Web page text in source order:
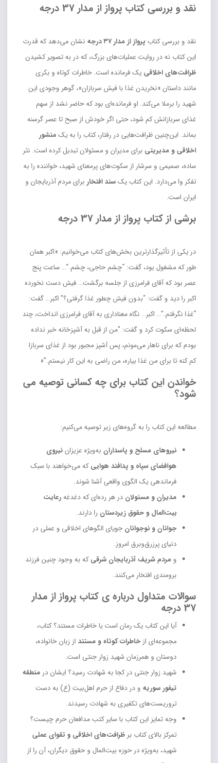
نقد و بررسی کتاب پرواز از مدار 37 درجه
نقد و بررسی کتاب پرواز از مدار ۳۷ درجه
نشان می‌دهد که قدرت
این کتاب نه در روایت عملیات‌های بزرگ، که در به تصویر کشیدن
ظرافت‌های اخلاقی یک فرمانده است. خاطرات کوتاه و بکری
مانند داستان «نخریدن غذا با فیش سربازان»، گوهر وجودی این
شهید را برملا می‌کند. او فرمانده‌ای بود که حاضر نشد از سهم
غذای سربازانش کم شود، حتی اگر خودش از صبح تا عصر گرسنه
بماند. این‌چنین ظرافت‌هایی در رفتار، کتاب را به یک منشور
اخلاقی و مدیریتی برای مدیران و مسئولان تبدیل کرده است. نثر
ساده، صمیمی و سرشار از سکوت‌های پرمعنای شهید، خواننده را به
تفکر وا می‌دارد. این کتاب یکسند افتخار برای مردم آذربایجان و
ایران است.
برشی از کتاب پرواز از مدار 37 درجه
در یکی از تأثیرگذارترین بخش‌های کتاب می‌خوانیم: «اکبر همان
طور که مشغول بود، گفت: “چشم حاجی، چشم.”… ساعت پنج
عصر بود که آقای فرامرزی از جلسه برگشت… فیش دست نخورده
اکبر را دید و گفت: “بدون فیش چطور غذا گرفتی؟” اکبر… گفت:
“غذا نگرفتم.”… اکبر… نگاه معناداری به آقای فرامرزی انداخت، چند
لحظه‌ای سکوت کرد و گفت: “من از قبل به آشپزخانه خبر نداده
بودم که برای ناهار می‌مونم، پس آشپز مجبور بود از غذای سربازا
کم کنه تا برای من غذا بیاره، من راضی به این کار نیستم.”»
خواندن این کتاب برای چه کسانی توصیه می
شود؟
مطالعه این کتاب را به گروه‌های زیر توصیه می‌کنیم:
نیروهای مسلح و پاسداران به‌ویژه عزیزاننیروی
هوافضای سپاه و پدافند هوایی که می‌خواهند با سبک
فرماندهی یک الگوی واقعی آشنا شوند.
مدیران و مسئولان در هر رده‌ای که دغدغهرعایت
بیت‌المال و حقوق زیردستان را دارند.
جوانان و نوجوانان جویای الگوهای اخلاقی و عملی در
دنیای پرزرق‌وبرق امروز.
و مردم شریف آذربایجان شرقی که به وجود چنین فرزند
برومندی افتخار می‌کنند.
سوالات متداول درباره ی کتاب پرواز از مدار
37 درجه
آیا این کتاب یک رمان است یا خاطرات مستند؟ کتاب،
مجموعه‌ای از خاطرات کوتاه و مستند از زبان خانواده،
دوستان و همرزمان شهید زوار جنتی است.
شهید زوار جنتی در کجا به شهادت رسید؟ ایشان در منطقه
تیفور سوریه و در دفاع از حرم اهل‌بیت (ع) به دست
تروریست‌های تکفیری به شهادت رسیدند.
وجه تمایز این کتاب با سایر کتب مدافعان حرم چیست؟
تمرکز بالای کتاب بر ظرافت‌های اخلاقی و تقوای عملی
شهید، به‌ویژه در حوزه بیت‌المال و حقوق دیگران، آن را از